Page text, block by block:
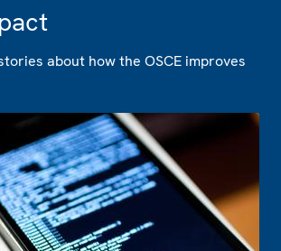
about how the OSCE improves